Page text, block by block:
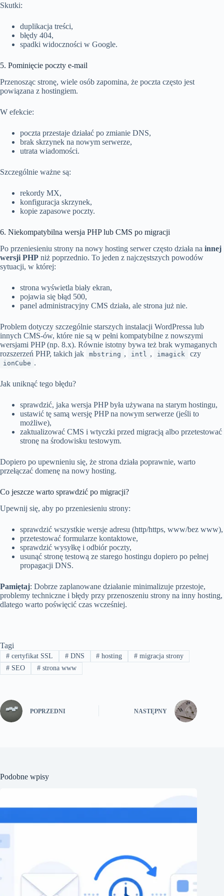
Skutki:
duplikacja treści,
błędy 404,
spadki widoczności w Google.
5. Pominięcie poczty e-mail
Przenosząc stronę, wiele osób zapomina, że poczta często jest
powiązana z hostingiem.
W efekcie:
poczta przestaje działać po zmianie DNS,
brak skrzynek na nowym serwerze,
utrata wiadomości.
Szczególnie ważne są:
rekordy MX,
konfiguracja skrzynek,
kopie zapasowe poczty.
6. Niekompatybilna wersja PHP lub CMS po migracji
Po przeniesieniu strony na nowy hosting serwer często działa na innej
wersji PHP niż poprzednio. To jeden z najczęstszych powodów
sytuacji, w której:
strona wyświetla biały ekran,
pojawia się błąd 500,
panel administracyjny CMS działa, ale strona już nie.
Problem dotyczy szczególnie starszych instalacji WordPressa lub
innych CMS-ów, które nie są w pełni kompatybilne z nowszymi
wersjami PHP (np. 8.x). Równie istotny bywa też brak wymaganych
rozszerzeń PHP, takich jak
mbstring , intl , imagick czy
ionCube .
Jak uniknąć tego błędu?
sprawdzić, jaka wersja PHP była używana na starym hostingu,
ustawić tę samą wersję PHP na nowym serwerze (jeśli to
możliwe),
zaktualizować CMS i wtyczki przed migracją albo przetestować
stronę na środowisku testowym.
Dopiero po upewnieniu się, że strona działa poprawnie, warto
przełączać domenę na nowy hosting.
Co jeszcze warto sprawdzić po migracji?
Upewnij się, aby po przeniesieniu strony:
sprawdzić wszystkie wersje adresu (http/https, www/bez www),
przetestować formularze kontaktowe,
sprawdzić wysyłkę i odbiór poczty,
usunąć stronę testową ze starego hostingu dopiero po pełnej
propagacji DNS.
Pamiętaj: Dobrze zaplanowane działanie minimalizuje przestoje,
problemy techniczne i błędy przy przenoszeniu strony na inny hosting,
dlatego warto poświęcić czas wcześniej.
Tagi
#certyfikat SSL #DNS # hosting # migracja strony
#SEO #strona www
POPRZEDNI NASTĘPNY
Podobne wpisy